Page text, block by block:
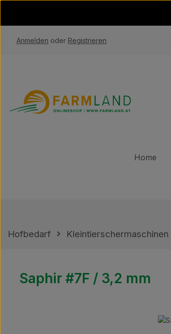
Anmelden oder Registrieren
Home
Hofbedarf Kleintierschermaschinen
Saphir #7F / 3,2 mm